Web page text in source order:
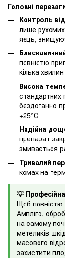
Головні
Контроль
лише рухомих
яєць,
повністю
кілька
Висока
стандартних
бездоганно
+25°С.
Надійна
препарат
змивається
Тривалий
комах на
💡
Щоб повністю
Ампліго,
на самому
метеликів-
масового
захистити